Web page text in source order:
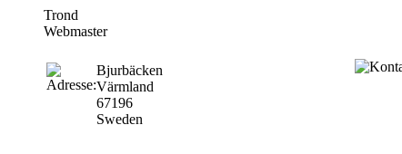
Trond
Webmaster
Bjurbäcken
Värmland
67196
Sweden